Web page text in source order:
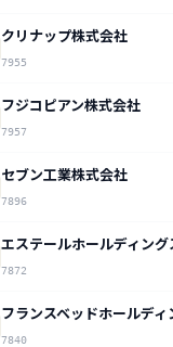
クリナップ株式会社
7955
フジコピアン株式会社
7957
セブン工業株式会社
7896
エステールホールディン
7872
フランスベッドホールデ
7840